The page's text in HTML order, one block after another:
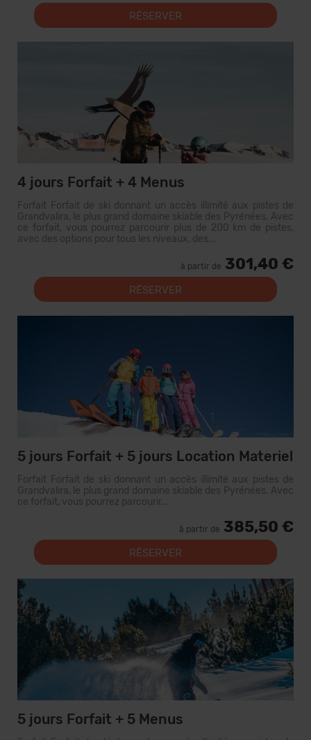
RÉSERVER
4 jours Forfait + 4 Menus
Forfait Forfait de ski donnant un accès illimité aux pistes de
Grandvalira, le plus grand domaine skiable des Pyrénées. Avec
ce forfait, vous pourrez parcourir plus de 200 km de pistes,
avec des options pour tous les niveaux, des...
à partir de 301,40 €
RÉSERVER
5 jours Forfait + 5 jours Location Materiel
Forfait Forfait de ski donnant un accès illimité aux pistes de
Grandvalira, le plus grand domaine skiable des Pyrénées. Avec
ce forfait, vous pourrez parcourir...
à partir de 385,50 €
RÉSERVER
5 jours Forfait + 5 Menus